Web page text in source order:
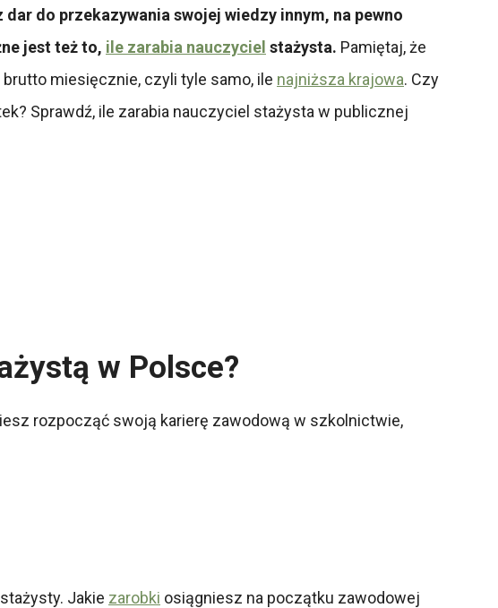
do przekazywania swojej wiedzy innym, na pewno
jest też to, ile zarabia nauczyciel stażysta. Pamiętaj, że
miesięcznie, czyli tyle samo, ile najniższa krajowa. Czy
Sprawdź, ile zarabia nauczyciel stażysta w publicznej
w Polsce?
rozpocząć swoją karierę zawodową w szkolnictwie,
Jakie zarobki osiągniesz na początku zawodowej